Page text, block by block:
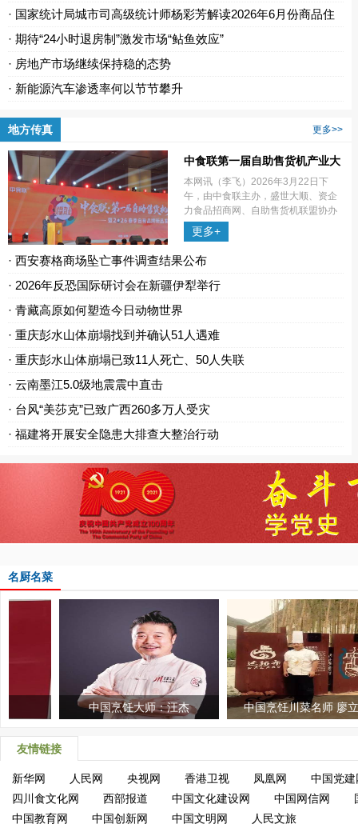
· 国家统计局城市司高级统计师杨彩芳解读2026年6月份商品住
宅...
· 期待“24小时退房制”激发市场“鲇鱼效应”
· 房地产市场继续保持稳的态势
· 新能源汽车渗透率何以节节攀升
地方传真 更多>>
中食联第一届自助售货机产业大
会在蓉举行
本网讯（李飞）2026年3月22日下
午，由中食联主办，盛世大顺、资企
力食品招商网、自助售货机联盟协办
的“中食联·第一届自助售货机产业大会
暨2026春季自有品牌新品发布会”在成
都空港会议中心隆重召开。大
更多+
· 西安赛格商场坠亡事件调查结果公布
· 2026年反恐国际研讨会在新疆伊犁举行
· 青藏高原如何塑造今日动物世界
· 重庆彭水山体崩塌找到并确认51人遇难
· 重庆彭水山体崩塌已致11人死亡、50人失联
· 云南墨江5.0级地震震中直击
· 台风“美莎克”已致广西260多万人受灾
· 福建将开展安全隐患大排查大整治行动
名厨名菜
中国烹饪大师：汪杰 中国烹饪川菜名师 廖立洪
友情链接
新华网 人民网 央视网 香港卫视 凤凰网
中国党建
四川食文化网
西部报道 中国文化建设网 中国网信网
中国教育网
中国创新网 中国文明网 人民文旅